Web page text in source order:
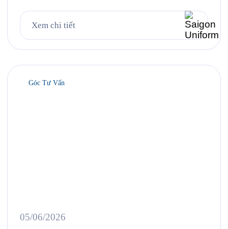
Uniform
Xem chi tiết
Góc Tư Vấn
05/06/2026